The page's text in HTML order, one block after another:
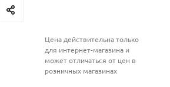
Цена действительна только
для интернет-магазина и
может отличаться от цен в
розничных магазинах